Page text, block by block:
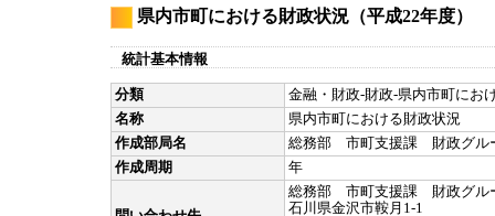
県内市町における財政状況（平成22年度）
統計基本情報
分類
金融・財政-財政-県内市町にお
名称
県内市町における財政状況
作成部局名
総務部 市町支援課 財政グル
作成周期
年
総務部 市町支援課 財政グル
石川県金沢市鞍月1-1